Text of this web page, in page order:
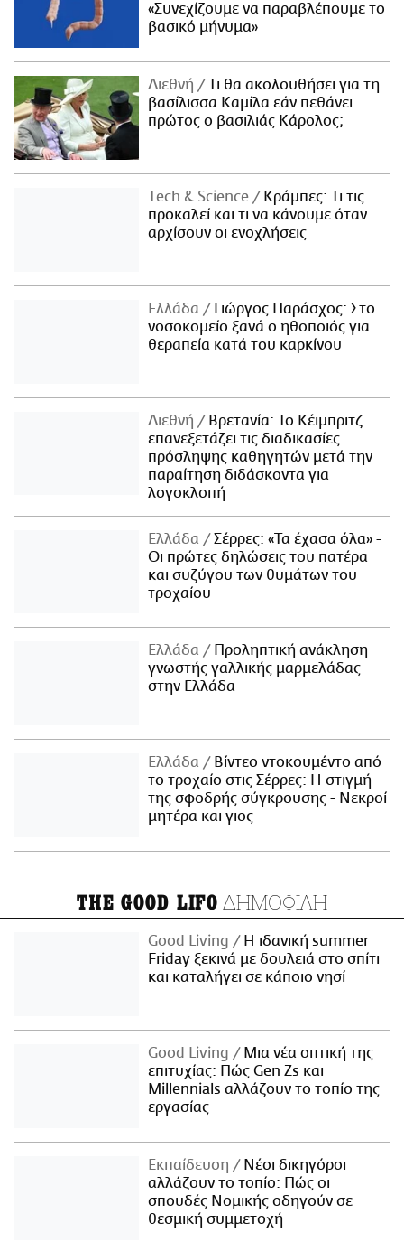
«Συνεχίζουμε να παραβλέπουμε το
βασικό μήνυμα»
Διεθνή
Τι θα ακολουθήσει για τη
βασίλισσα Καμίλα εάν πεθάνει
πρώτος ο βασιλιάς Κάρολος;
Τech & Science
Κράμπες: Τι τις
προκαλεί και τι να κάνουμε όταν
αρχίσουν οι ενοχλήσεις
Ελλάδα
Γιώργος Παράσχος: Στο
νοσοκομείο ξανά ο ηθοποιός για
θεραπεία κατά του καρκίνου
Διεθνή
Βρετανία: Το Κέιμπριτζ
επανεξετάζει τις διαδικασίες
πρόσληψης καθηγητών μετά την
παραίτηση διδάσκοντα για
λογοκλοπή
Ελλάδα
Σέρρες: «Τα έχασα όλα» -
Οι πρώτες δηλώσεις του πατέρα
και συζύγου των θυμάτων του
τροχαίου
Ελλάδα
Προληπτική ανάκληση
γνωστής γαλλικής μαρμελάδας
στην Ελλάδα
Ελλάδα
Βίντεο ντοκουμέντο από
το τροχαίο στις Σέρρες: Η στιγμή
της σφοδρής σύγκρουσης - Νεκροί
μητέρα και γιος
THE GOOD LIFO ΔΗΜΟΦΙΛΗ
Good Living
Η ιδανική summer
Friday ξεκινά με δουλειά στο σπίτι
και καταλήγει σε κάποιο νησί
Good Living
Μια νέα οπτική της
επιτυχίας: Πώς Gen Zs και
Millennials αλλάζουν το τοπίο της
εργασίας
Εκπαίδευση
Νέοι δικηγόροι
αλλάζουν το τοπίο: Πώς οι
σπουδές Νομικής οδηγούν σε
θεσμική συμμετοχή